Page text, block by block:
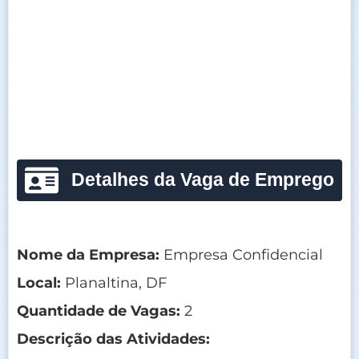
Detalhes da Vaga de Emprego
Nome da Empresa: Empresa Confidencial
Local: Planaltina, DF
Quantidade de Vagas: 2
Descrição das Atividades: